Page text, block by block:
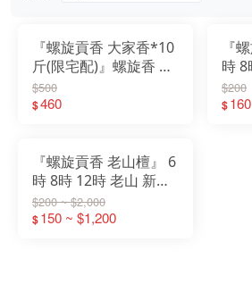
『螺旋貢香 大家香*10
斤(限宅配)』螺旋香 微
煙 環保 貢香
$500
$460
『
時 8
青洲
$200
$160
『螺旋貢香 老山檀』 6
時 8時 12時 老山 新山
青洲沉 沉檀 螺旋香 微
煙 環保 貢香 尺六 2尺
$200 ~ $2,000
$150 ~ $1,200